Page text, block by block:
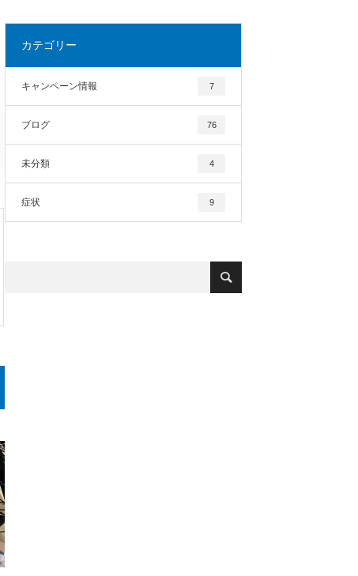
カテゴリー
キャンペーン情報 7
ブログ 76
未分類 4
症状 9